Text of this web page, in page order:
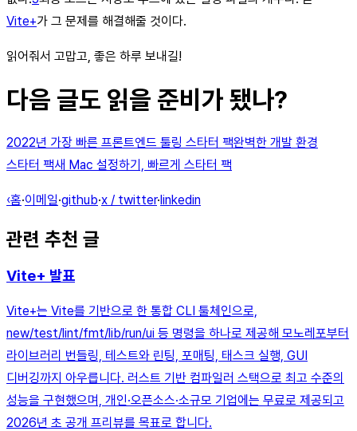
Vite+가 그 문제를 해결해줄 것이다.
읽어줘서 고맙고, 좋은 하루 보내길!
다음 글도 읽을 준비가 됐나?
2022년 가장 빠른 프론트엔드 툴링 스타터 팩완벽한 개발 환경
스타터 팩새 Mac 설정하기, 빠르게 스타터 팩
‹홈·이메일·github·x / twitter· linkedin
관련 추천 글
Vite+ 발표
Vite+는 Vite를 기반으로 한 통합 CLI 툴체인으로,
new/test/lint/fmt/lib/run/ui 등 명령을 하나로 제공해 모노레포부터
라이브러리 번들링, 테스트와 린팅, 포매팅, 태스크 실행, GUI
디버깅까지 아우릅니다. 러스트 기반 컴파일러 스택으로 최고 수준의
성능을 구현했으며, 개인·오픈소스·소규모 기업에는 무료로 제공되고
2026년 초 공개 프리뷰를 목표로 합니다.